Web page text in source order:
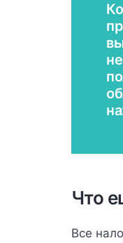
Что
Все